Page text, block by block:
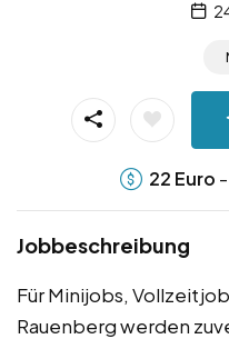
22 Euro -
Jobbeschreibung
Für Minijobs,
Rauenberg werden